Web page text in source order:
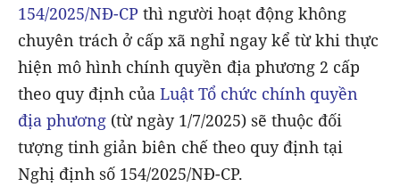
154/2025/NĐ-CP thì người hoạt động không
chuyên trách ở cấp xã nghỉ ngay kể từ khi thực
hiện mô hình chính quyền địa phương 2 cấp
theo quy định của Luật Tổ chức chính quyền
địa phương (từ ngày 1/7/2025) sẽ thuộc đối
tượng tinh giản biên chế theo quy định tại
Nghị định số 154/2025/NĐ-CP.